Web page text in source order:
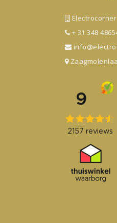
Electrocorner
+ 31 348